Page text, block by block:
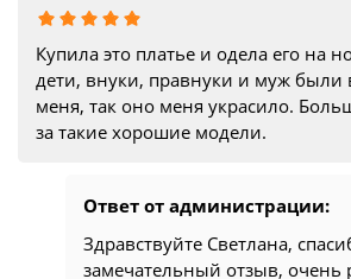
Купила это платье и одела его на
дети, внуки, правнуки и муж были
меня, так оно меня украсило.
за такие хорошие модели.
Ответ от администрации:
Здравствуйте Светлана,
замечательный отзыв, очень